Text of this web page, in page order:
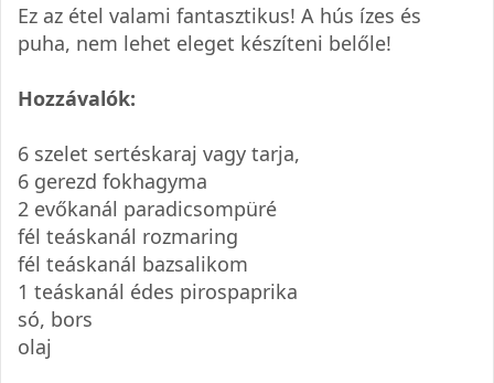
Ez az étel valami fantasztikus! A hús ízes és
puha, nem lehet eleget készíteni belőle!
Hozzávalók:
6 szelet sertéskaraj vagy tarja,
6 gerezd fokhagyma
2 evőkanál paradicsompüré
fél teáskanál rozmaring
fél teáskanál bazsalikom
1 teáskanál édes pirospaprika
só, bors
olaj